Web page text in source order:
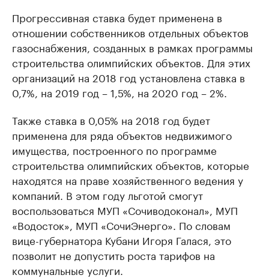
Прогрессивная ставка будет применена в
отношении собственников отдельных объектов
газоснабжения, созданных в рамках программы
строительства олимпийских объектов. Для этих
организаций на 2018 год установлена ставка в
0,7%, на 2019 год – 1,5%, на 2020 год – 2%.
Также ставка в 0,05% на 2018 год будет
применена для ряда объектов недвижимого
имущества, построенного по программе
строительства олимпийских объектов, которые
находятся на праве хозяйственного ведения у
компаний. В этом году льготой смогут
воспользоваться МУП «Сочиводоконал», МУП
«Водосток», МУП «СочиЭнерго». По словам
вице-губернатора Кубани Игоря Галася, это
позволит не допустить роста тарифов на
коммунальные услуги.